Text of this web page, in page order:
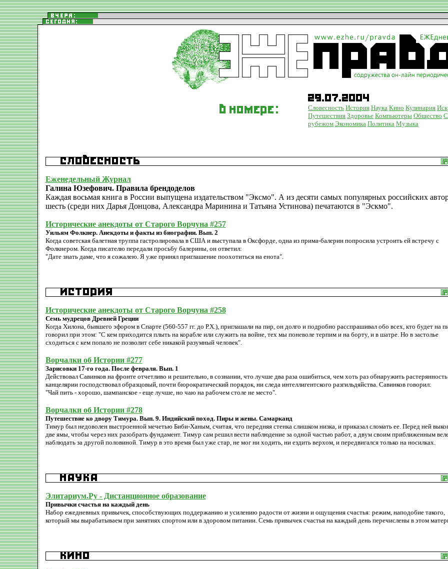
Словесность История Наука Кино Кулинария
Путешествия Здоровье Компьютеры Общество
рубежом Экономика Политика Музыка
Еженедельный Журнал
Галина Юзефович. Правила брендоделов
Каждая восьмая книга в России выпущена издательством "Эксмо". А из десяти самых популярных российских
шесть (среди них Дарья Донцова, Александра Маринина и Татьяна Устинова) печатаются в "Эскмо".
Исторические анекдоты от Старого Ворчуна #257
Уильям Фолкнер. Анекдоты и факты из биографии. Вып. 2
Когда советская балетная труппа гастролировала в США и выступала в Оксфорде, одна из прима-балерин попросила устроить ей встречу с
Фолкнером. Когда писателю передали просьбу балерины, он ответил:
"Дате знать даме, что я сожалею. Я уже принял приглашение поохотиться на енота".
Исторические анекдоты от Старого Ворчуна #258
Семь мудрецов Древней Греции
Когда Хилона, бывшего эфором в Спарте (560-557 гг. до Р.Х.), приглашали на пир, он долго и подробно расспрашивал обо всех, кто будет на
говорил при этом: "С кем приходится плыть на корабле или служить на войне, тех мы поневоле терпим и на борту, и в шатре. Но в застолье
сходиться с кем попало не позволит себе никакой разумный человек".
Ворчалки об Истории #277
Зарисовки 17-го года. После февраля. Вып. 1
Действовал Савинков на фронте отчетливо и решительно, в сознании, что лучше два раза ошибиться, чем хоть раз обнаружить
канцелярии господствовал образцовый, почти бюрократический порядок, ни следа интеллигентского разгильдяйства. Савинков говорил:
"Чай пить - хорошо, шампанское - еще лучше, но чаю на рабочем столе не место".
Ворчалки об Истории #278
Путешествие ко двору Тимура. Вып. 9. Индийский поход. Пиры и жены. Самарканд
Тимур был недоволен выстроенной мечетью Биби-Ханым, считая, что передняя стенка слишком низка, и приказал сломать ее. Перед ней
две ямы, чтобы через них разобрать фундамент. Тимур сам решил вести наблюдение за одной частью работ, а двум своим приближенным
наблюдать за другой половиной. Тимур в это время был уже стар, не мог ни ходить, ни ездить верхом, и передвигался только на носилках.
Элитариум.Ру - Дистанционное образование
Привычки счастья на каждый день
Набор ежедневных привычек, способствующих поддержанию и усилению радости от жизни и ощущения счастья: режим, наподобие такого,
который мы вырабатываем при занятиях спортом или в здоровом питании. Семь привычек счастья на каждый день перечислены в этом